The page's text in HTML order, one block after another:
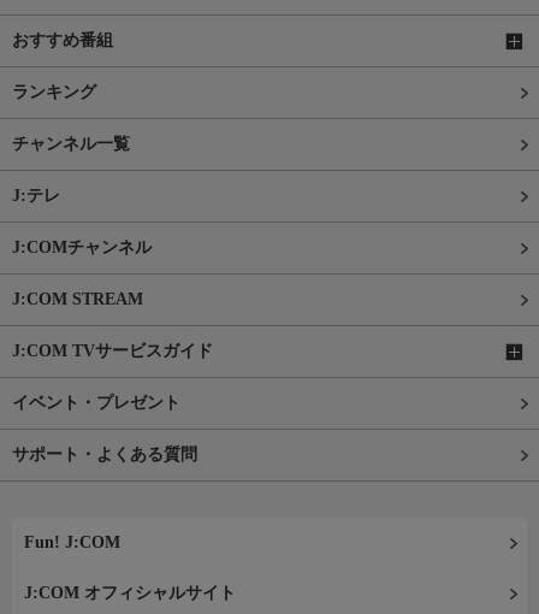
おすすめ番組
ランキング
チャンネル一覧
J:テレ
J:COMチャンネル
J:COM STREAM
J:COM TVサービスガイド
イベント・プレゼント
サポート・よくある質問
Fun! J:COM
J:COM オフィシャルサイト